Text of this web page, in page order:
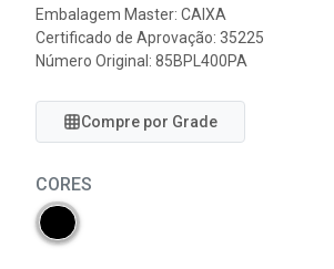
Embalagem Master: CAIXA
Certificado de Aprovação: 35225
Número Original: 85BPL400PA
Compre por Grade
CORES